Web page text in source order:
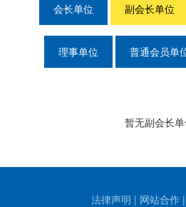
会长单位 副会长单位
理事单位 普通会员单
暂无副会长
法律声明 | 网站合作 |